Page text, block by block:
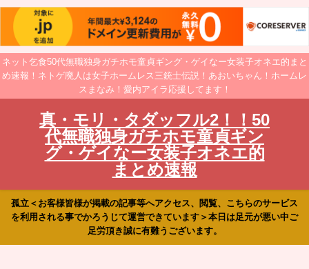
ネット乞食50代無職独身ガチホモ童貞ギング・ゲイなー女装子オネエ的まと
め速報！ネトゲ廃人は女子ホームレス三銃士伝説！あおいちゃん！ホームレ
スまなみ！愛内アイラ応援してます！
真・モリ・タダッフル2！！50
代無職独身ガチホモ童貞ギン
グ・ゲイなー女装子オネエ的
まとめ速報
孤立＜お客様皆様が掲載の記事等へアクセス、閲覧、こちらのサービス
を利用される事でかろうじて運営できています＞本日は足元が悪い中ご
足労頂き誠に有難うございます。